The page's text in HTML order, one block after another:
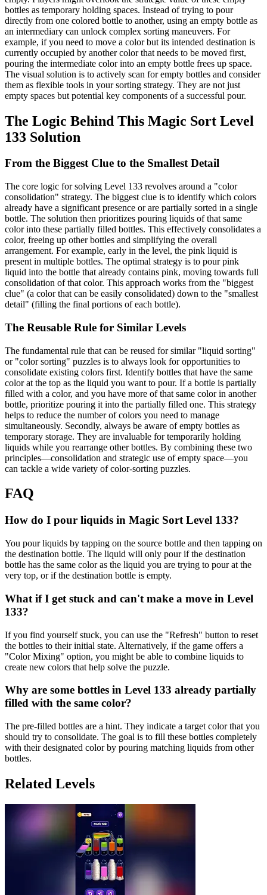
bottles as temporary holding spaces. Instead of trying to pour
directly from one colored bottle to another, using an empty bottle as
an intermediary can unlock complex sorting maneuvers. For
example, if you need to move a color but its intended destination is
currently occupied by another color that needs to be moved first,
pouring the intermediate color into an empty bottle frees up space.
The visual solution is to actively scan for empty bottles and consider
them as flexible tools in your sorting strategy. They are not just
empty spaces but potential key components of a successful pour.
The Logic Behind This Magic Sort Level
133 Solution
From the Biggest Clue to the Smallest Detail
The core logic for solving Level 133 revolves around a "color
consolidation" strategy. The biggest clue is to identify which colors
already have a significant presence or are partially sorted in a single
bottle. The solution then prioritizes pouring liquids of that same
color into these partially filled bottles. This effectively consolidates a
color, freeing up other bottles and simplifying the overall
arrangement. For example, early in the level, the pink liquid is
present in multiple bottles. The optimal strategy is to pour pink
liquid into the bottle that already contains pink, moving towards full
consolidation of that color. This approach works from the "biggest
clue" (a color that can be easily consolidated) down to the "smallest
detail" (filling the final portions of each bottle).
The Reusable Rule for Similar Levels
The fundamental rule that can be reused for similar "liquid sorting"
or "color sorting" puzzles is to always look for opportunities to
consolidate existing colors first. Identify bottles that have the same
color at the top as the liquid you want to pour. If a bottle is partially
filled with a color, and you have more of that same color in another
bottle, prioritize pouring it into the partially filled one. This strategy
helps to reduce the number of colors you need to manage
simultaneously. Secondly, always be aware of empty bottles as
temporary storage. They are invaluable for temporarily holding
liquids while you rearrange other bottles. By combining these two
principles—consolidation and strategic use of empty space—you
can tackle a wide variety of color-sorting puzzles.
FAQ
How do I pour liquids in Magic Sort Level 133?
You pour liquids by tapping on the source bottle and then tapping on
the destination bottle. The liquid will only pour if the destination
bottle has the same color as the liquid you are trying to pour at the
very top, or if the destination bottle is empty.
What if I get stuck and can't make a move in Level
133?
If you find yourself stuck, you can use the "Refresh" button to reset
the bottles to their initial state. Alternatively, if the game offers a
"Color Mixing" option, you might be able to combine liquids to
create new colors that help solve the puzzle.
Why are some bottles in Level 133 already partially
filled with the same color?
The pre-filled bottles are a hint. They indicate a target color that you
should try to consolidate. The goal is to fill these bottles completely
with their designated color by pouring matching liquids from other
bottles.
Related Levels